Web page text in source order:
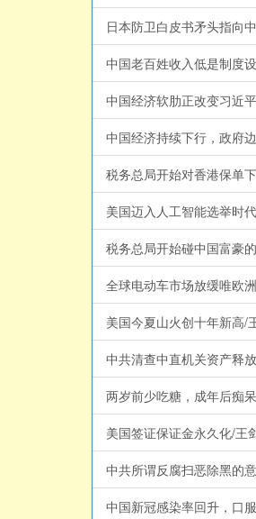
日本防卫白皮书矛头指向
中国老百姓收入低是制度
中国经济软肋正改变习近
中国经济持续下行，政府
税务总局开始对香港保单
美国迈入人工智能选举时
税务总局开始碰中国富豪
全球电动车市场放缓唯欧
美国今夏山火创十年新高/
中共清查中直机关资产释
两岁前少吃糖，成年后痴
美国签证保证金永久化/
中共所谓反腐扫恶除黑的
中国新冠感染率回升，口